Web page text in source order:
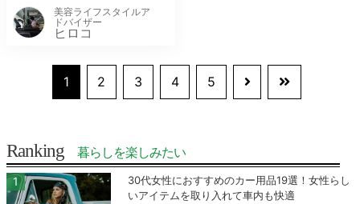
美容ライフスタイルア
ドバイザー
ヒロコ
1 2 3 4 5
Ranking 暮らしを楽しみたい
30代女性におすすめのカー用品19選！女性らし
いアイテムを取り入れて車内も快適